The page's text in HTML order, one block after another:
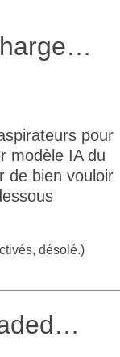
pour
modèle IA du
de bien vouloir
désolé.)